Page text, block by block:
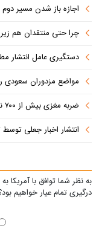
اجازه باز شدن مسیر دوم
چرا حتی منتقدان هم
دستگیری عامل انتشار
مواضع مزدوران سعودی
ضربه مغزی بیش از ۷۰۰ نظامی آمریکایی در حملات ایران
انتشار اخبار جعلی
به نظر شما توافق با آمریکا
درگیری تمام عیار خواهیم